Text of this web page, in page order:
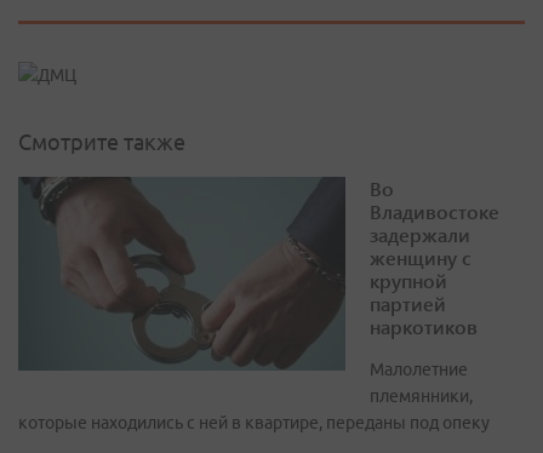
Смотрите также
Во
Владивостоке
задержали
женщину с
крупной
партией
наркотиков
Малолетние
племянники,
которые находились с ней в квартире, переданы под опеку